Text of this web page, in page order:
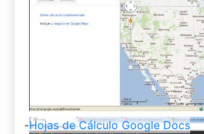
-Hojas de Cálculo Google Docs